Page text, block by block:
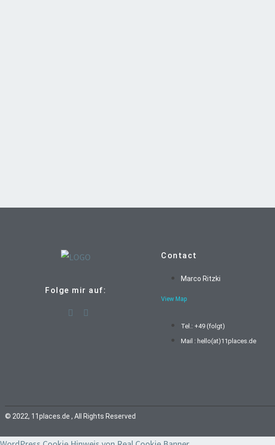
Folge mir auf:
Contact
Marco Ritzki
View Map
Tel.: +49 (folgt)
Mail : hello(at)11places.de
© 2022, 11places.de , All Rights Reserved